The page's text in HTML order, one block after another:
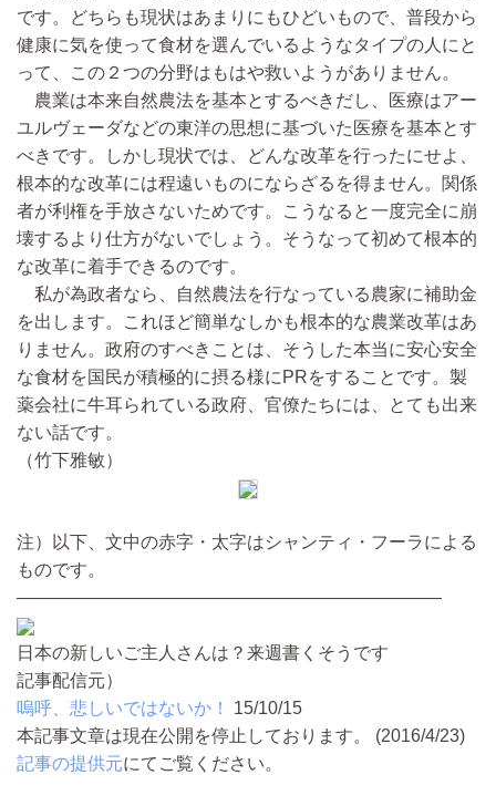
です。どちらも現状はあまりにもひどいもので、普段から
健康に気を使って食材を選んでいるようなタイプの人にと
って、この２つの分野はもはや救いようがありません。
農業は本来自然農法を基本とするべきだし、医療はアー
ユルヴェーダなどの東洋の思想に基づいた医療を基本とす
べきです。しかし現状では、どんな改革を行ったにせよ、
根本的な改革には程遠いものにならざるを得ません。関係
者が利権を手放さないためです。こうなると一度完全に崩
壊するより仕方がないでしょう。そうなって初めて根本的
な改革に着手できるのです。
私が為政者なら、自然農法を行なっている農家に補助金
を出します。これほど簡単なしかも根本的な農業改革はあ
りません。政府のすべきことは、そうした本当に安心安全
な食材を国民が積極的に摂る様にPRをすることです。製
薬会社に牛耳られている政府、官僚たちには、とても出来
ない話です。
（竹下雅敏）
注）以下、文中の赤字・太字はシャンティ・フーラによる
ものです。
――――――――――――――――――――――――
日本の新しいご主人さんは？来週書くそうです
記事配信元）
嗚呼、悲しいではないか！
15/10/15
本記事文章は現在公開を停止しております。 (2016/4/23)
記事の提供元にてご覧ください。